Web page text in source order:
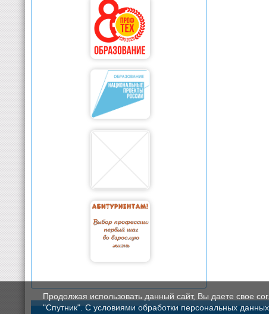
Продолжая использовать данный сайт, Вы даете свое
"Спутник". С условиями обработки персональных